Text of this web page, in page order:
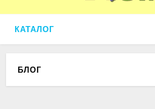
КАТАЛОГ
БЛОГ